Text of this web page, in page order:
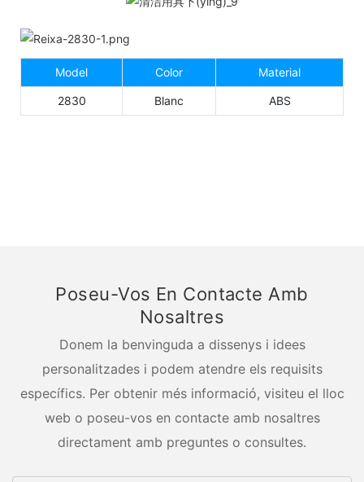
Model Color Material
2830 Blanc ABS
Poseu-Vos En Contacte Amb
Nosaltres
Donem la benvinguda a dissenys i idees
personalitzades i podem atendre els requisits
específics. Per obtenir més informació, visiteu el lloc
web o poseu-vos en contacte amb nosaltres
directament amb preguntes o consultes.